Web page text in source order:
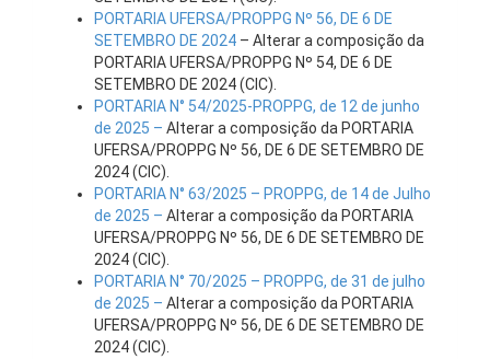
PORTARIA UFERSA/PROPPG Nº 56, DE 6 DE
SETEMBRO DE 2024 – Alterar a composição da
PORTARIA UFERSA/PROPPG Nº 54, DE 6 DE
SETEMBRO DE 2024 (CIC).
PORTARIA N° 54/2025-PROPPG, de 12 de junho
de 2025 – Alterar a composição da PORTARIA
UFERSA/PROPPG Nº 56, DE 6 DE SETEMBRO DE
2024 (CIC).
PORTARIA N° 63/2025 – PROPPG, de 14 de Julho
de 2025 – Alterar a composição da PORTARIA
UFERSA/PROPPG Nº 56, DE 6 DE SETEMBRO DE
2024 (CIC).
PORTARIA N° 70/2025 – PROPPG, de 31 de julho
de 2025 – Alterar a composição da PORTARIA
UFERSA/PROPPG Nº 56, DE 6 DE SETEMBRO DE
2024 (CIC).